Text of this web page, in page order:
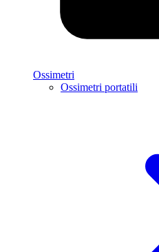
Ossimetri
Ossimetri portatili